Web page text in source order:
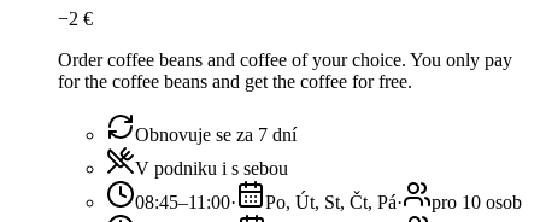
−2 €
Order coffee beans and coffee of your choice. You only pay
for the coffee beans and get the coffee for free.
Obnovuje se za 7 dní
V podniku i s sebou
08:45–11:00· Po, Út, St, Čt, Pá·
pro 10 osob